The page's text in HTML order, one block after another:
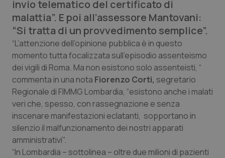
Professionisti Sanitari.AI
Abruzzo
Basilicata
Calabria
Campania
Emilia-Romagna
QS Pro Gold
Artrite & artrosi
Asma & BPCO
Car-T
Colesterolo & coronaropatie
QS Club Newsletter
invio telematico del certificato di
malattia”. E poi all’assessore Mantovani:
“Si tratta di un provvedimento semplice”.
“L’attenzione dell’opinione pubblica è in questo
momento tutta focalizzata sull’episodio assenteismo
dei vigili di Roma. Ma non esistono solo assenteisti, “
commenta in una nota Fiorenzo Corti, segretario
Regionale di FIMMG Lombardia, “esistono anche i malati
veri che, spesso, con rassegnazione e senza
inscenare manifestazioni eclatanti, sopportano in
silenzio il malfunzionamento dei nostri apparati
amministrativi".
“In Lombardia – sottolinea – oltre due milioni di pazienti